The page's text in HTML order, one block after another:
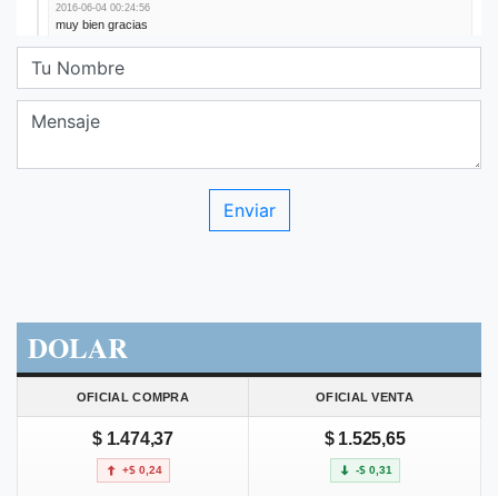
DOLAR
OFICIAL COMPRA OFICIAL VENTA
$ 1.474,37
+$ 0,24
$ 1.525,65
-$ 0,31